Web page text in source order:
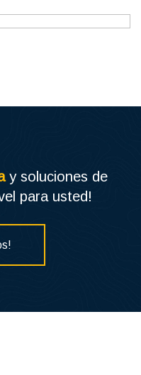
y soluciones de
para usted!